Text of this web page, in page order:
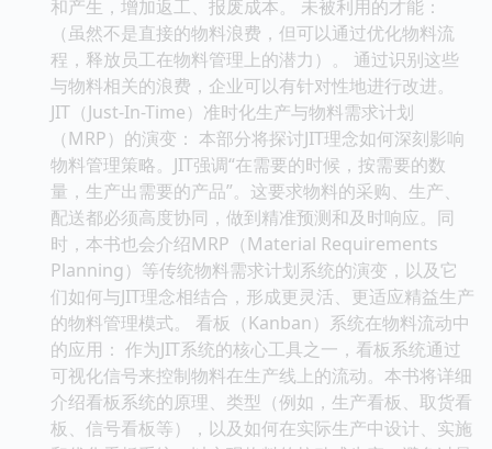
和产生，增加返工、报废成本。 未被利用的才能：
（虽然不是直接的物料浪费，但可以通过优化物料流
程，释放员工在物料管理上的潜力）。 通过识别这些
与物料相关的浪费，企业可以有针对性地进行改进。
JIT（Just-In-Time）准时化生产与物料需求计划
（MRP）的演变： 本部分将探讨JIT理念如何深刻影响
物料管理策略。JIT强调“在需要的时候，按需要的数
量，生产出需要的产品”。这要求物料的采购、生产、
配送都必须高度协同，做到精准预测和及时响应。同
时，本书也会介绍MRP（Material Requirements
Planning）等传统物料需求计划系统的演变，以及它
们如何与JIT理念相结合，形成更灵活、更适应精益生产
的物料管理模式。 看板（Kanban）系统在物料流动中
的应用： 作为JIT系统的核心工具之一，看板系统通过
可视化信号来控制物料在生产线上的流动。本书将详细
介绍看板系统的原理、类型（例如，生产看板、取货看
板、信号看板等），以及如何在实际生产中设计、实施